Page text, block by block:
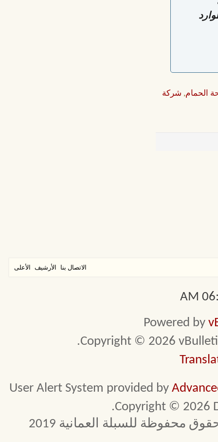
الحمام, شركة
الاتصال بنا الأرشيف الأعلى
Powered by
Copyright © 2026
User Alert System provided by
Copyright © 2026
محفوظة للسبلة العمانية 2019